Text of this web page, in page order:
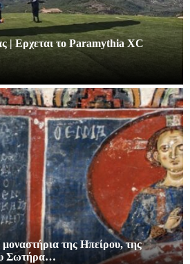
| Ερχεται το Paramythia XC
της Ηπείρου, της
Σωτήρα…